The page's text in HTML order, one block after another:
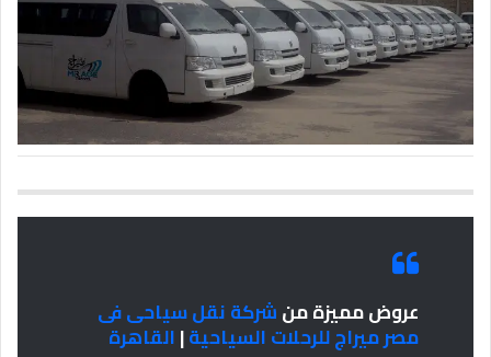
عروض مميزة منشركة نقل سياحى فى
مصر ميراج للرحلات السياحية|القاهرة